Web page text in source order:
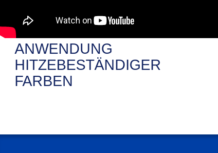
ANWENDUNG
HITZEBESTÄNDIGER
FARBEN